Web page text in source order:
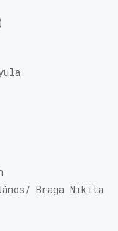
Braga Nikita